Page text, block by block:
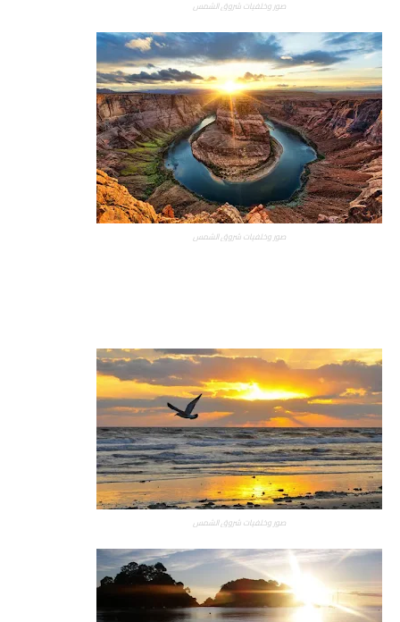
صور وخلفيات شروق الشمس
صور وخلفيات شروق الشمس
صور وخلفيات شروق الشمس